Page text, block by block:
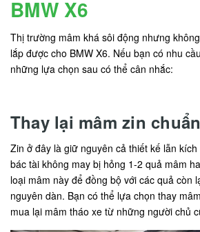
BMW X6
Thị trường mâm khá sôi động nhưng
lắp được cho BMW X6. Nếu bạn có nhu
những lựa chọn sau có thể cân nhắc:
Thay lại mâm zin
Zin ở đây là giữ nguyên cả thiết kế lẫn
bác tài không may bị hỏng 1-2 quả mâm
loại mâm này để đồng bộ với các quả còn
nguyên dàn. Bạn có thể lựa chọn thay
mua lại mâm tháo xe từ những người chủ